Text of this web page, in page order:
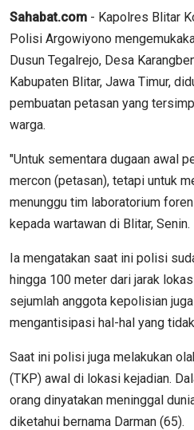
Sahabat.com - Kapolres Blitar
Polisi Argowiyono
Dusun Tegalrejo, Desa
Kabupaten Blitar, Jawa Timur,
pembuatan petasan yang
warga.
"Untuk sementara dugaan awal
mercon (petasan), tetapi untuk
menunggu tim laboratorium
kepada wartawan di Blitar, Senin.
Ia mengatakan saat ini polisi
hingga 100 meter dari jarak
sejumlah anggota kepolisian
mengantisipasi hal-hal yang
Saat ini polisi juga melakukan
(TKP) awal di lokasi kejadian.
orang dinyatakan meninggal
diketahui bernama Darman (65).